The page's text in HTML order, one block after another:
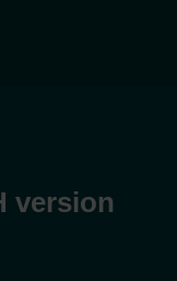
version